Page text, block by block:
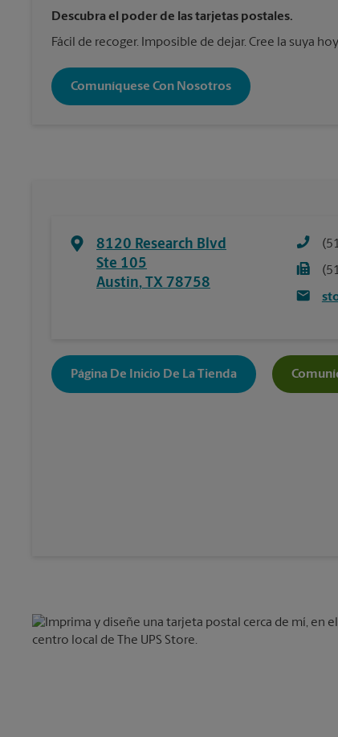
Descubra el poder de las tarjetas postales.
Fácil de recoger. Imposible de dejar. Cree la suya
Comuníquese Con Nosotros
8120 Research Blvd
Ste 105
Austin, TX 78758
Página De Inicio De La Tienda